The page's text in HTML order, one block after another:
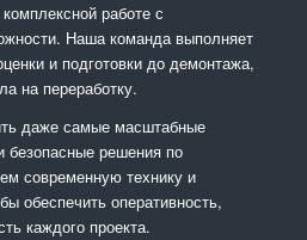
работе с
Наша команда выполняет
и подготовки до демонтажа,
на переработку.
даже самые масштабные
решения по
современную технику и
обеспечить оперативность,
каждого проекта.